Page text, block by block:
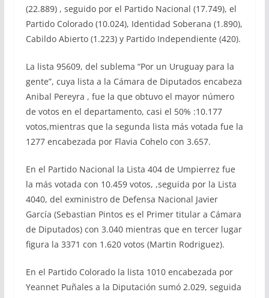
(22.889) , seguido por el Partido Nacional (17.749), el
Partido Colorado (10.024), Identidad Soberana (1.890),
Cabildo Abierto (1.223) y Partido Independiente (420).
La lista 95609, del sublema “Por un Uruguay para la
gente”, cuya lista a la Cámara de Diputados encabeza
Anibal Pereyra , fue la que obtuvo el mayor número
de votos en el departamento, casi el 50% :10.177
votos,mientras que la segunda lista más votada fue la
1277 encabezada por Flavia Cohelo con 3.657.
En el Partido Nacional la Lista 404 de Umpierrez fue
la más votada con 10.459 votos, ,seguida por la Lista
4040, del exministro de Defensa Nacional Javier
García (Sebastian Pintos es el Primer titular a Cámara
de Diputados) con 3.040 mientras que en tercer lugar
figura la 3371 con 1.620 votos (Martin Rodriguez).
En el Partido Colorado la lista 1010 encabezada por
Yeannet Puñales a la Diputación sumó 2.029, seguida